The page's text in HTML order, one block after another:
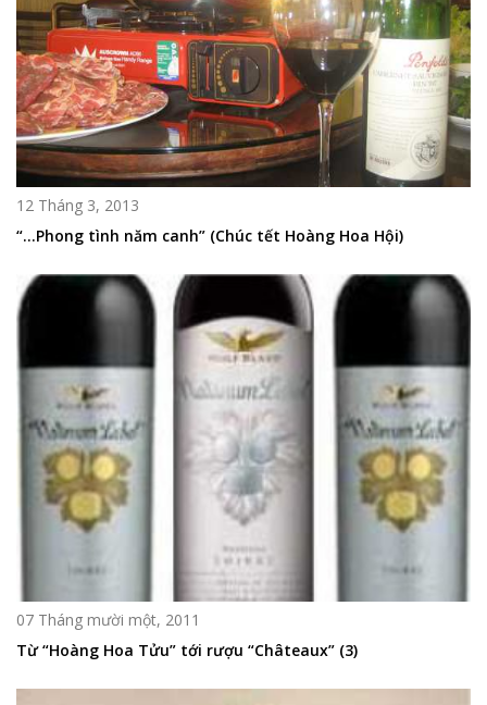
12 Tháng 3, 2013
“…Phong tình năm canh” (Chúc tết Hoàng Hoa Hội)
07 Tháng mười một, 2011
Từ “Hoàng Hoa Tửu” tới rượu “Châteaux” (3)